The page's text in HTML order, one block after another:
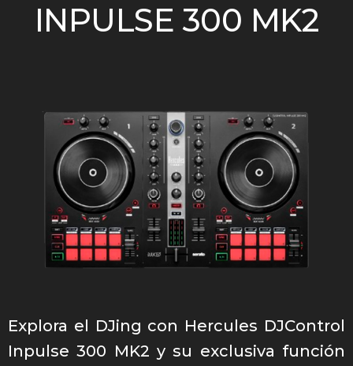
INPULSE 300 MK2
Explora el DJing con Hercules DJControl
Inpulse 300 MK2 y su exclusiva función